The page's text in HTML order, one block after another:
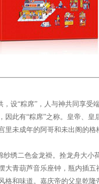
“粽席”，人与神共同享受
此有“粽席”之称。皇帝、
里未成年的阿哥和未出阁的
绣二色金龙褂。拴龙舟大小
大青葫芦音乐座钟，瓶内插
和味道。嘉庆帝的父皇乾